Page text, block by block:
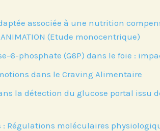
associée à une nutrition
(Etude monocentrique)
6-phosphate (G6P) dans le foie :
dans le Craving Alimentaire
la détection du glucose portal issu
moléculaires